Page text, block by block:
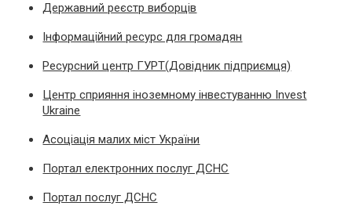
Державний реєстр виборців
Інформаційний ресурс для громадян
Ресурсний центр ГУРТ(Довідник підприємця)
Центр сприяння іноземному інвестуванню Invest
Ukraine
Асоціація малих міст України
Портал електронних послуг ДСНС
Портал послуг ДСНС